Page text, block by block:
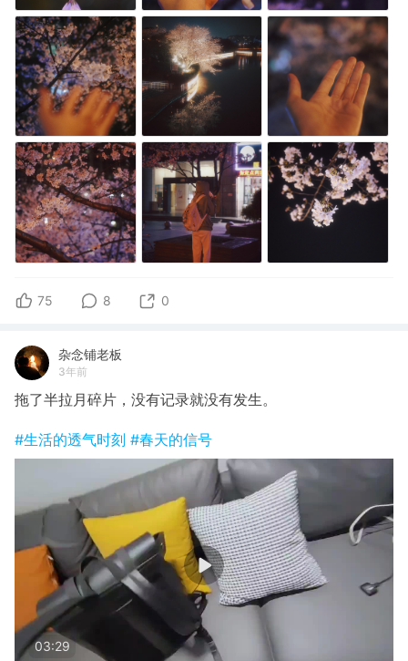
75 8 0
杂念铺老板
3年前
拖了半拉月碎片，没有记录就没有发生。
#生活的透气时刻 #春天的信号
03:29